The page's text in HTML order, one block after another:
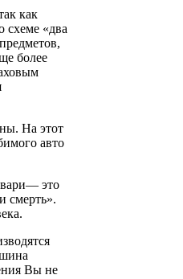
как
схеме «два
более
На этот
авто
это
смерть».
Вы не